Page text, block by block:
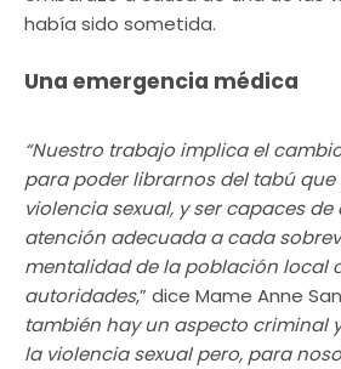
había sido sometida.
Una emergencia médica
“Nuestro trabajo implica el
para poder librarnos del tabú que
violencia sexual, y ser capaces
atención adecuada a cada
mentalidad de la población local
autoridades,” dice Mame Anne
también hay un aspecto criminal
la violencia sexual pero, para